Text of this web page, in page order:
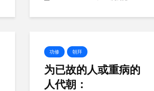
功修 朝拜
为已故的人或重病的
人代朝：